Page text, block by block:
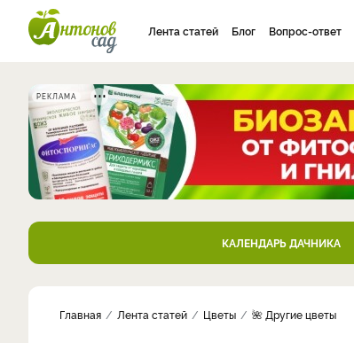
Лента статей Блог Вопрос-ответ
РЕКЛАМА
КАЛЕНДАРЬ ДАЧНИКА
Главная Лента статей Цветы 🌺 Другие цветы